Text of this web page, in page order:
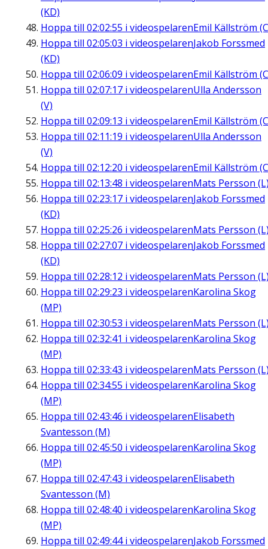
(KD)
Hoppa till 02:02:55 i videospelarenEmil Källström
Hoppa till 02:05:03 i videospelarenJakob Forssmed
(KD)
Hoppa till 02:06:09 i videospelarenEmil Källström
Hoppa till 02:07:17 i videospelarenUlla Andersson
(V)
Hoppa till 02:09:13 i videospelarenEmil Källström
Hoppa till 02:11:19 i videospelarenUlla Andersson
(V)
Hoppa till 02:12:20 i videospelarenEmil Källström
Hoppa till 02:13:48 i videospelarenMats Persson
Hoppa till 02:23:17 i videospelarenJakob Forssmed
(KD)
Hoppa till 02:25:26 i videospelarenMats Persson
Hoppa till 02:27:07 i videospelarenJakob Forssmed
(KD)
Hoppa till 02:28:12 i videospelarenMats Persson
Hoppa till 02:29:23 i videospelarenKarolina Skog
(MP)
Hoppa till 02:30:53 i videospelarenMats Persson
Hoppa till 02:32:41 i videospelarenKarolina Skog
(MP)
Hoppa till 02:33:43 i videospelarenMats Persson
Hoppa till 02:34:55 i videospelarenKarolina Skog
(MP)
Hoppa till 02:43:46 i videospelarenElisabeth
Svantesson (M)
Hoppa till 02:45:50 i videospelarenKarolina Skog
(MP)
Hoppa till 02:47:43 i videospelarenElisabeth
Svantesson (M)
Hoppa till 02:48:40 i videospelarenKarolina Skog
(MP)
Hoppa till 02:49:44i videospelarenJakob Forssmed